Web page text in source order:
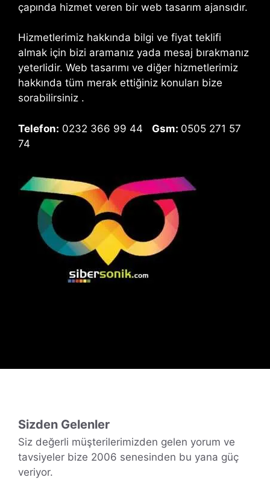
çapında hizmet veren bir web tasarım ajansıdır.
Hizmetlerimiz hakkında bilgi ve fiyat teklifi
almak için bizi aramanız yada mesaj bırakmanız
yeterlidir. Web tasarımı ve diğer hizmetlerimiz
hakkında tüm merak ettiğiniz konuları bize
sorabilirsiniz .
Telefon: 0232 366 99 44 Gsm: 0505 271 57
74
Sizden Gelenler
Siz değerli müşterilerimizden gelen yorum ve
tavsiyeler bize 2006 senesinden bu yana güç
veriyor.